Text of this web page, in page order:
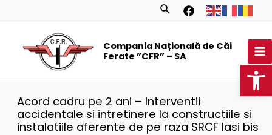
Search
Compania Națională de Căi
Ferate ”CFR” – SA
Acord cadru pe 2 ani – Interventii
accidentale si intretinere la constructiile si
instalatiile aferente de pe raza SRCF Iasi bis